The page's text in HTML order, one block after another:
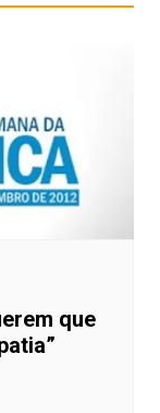
que